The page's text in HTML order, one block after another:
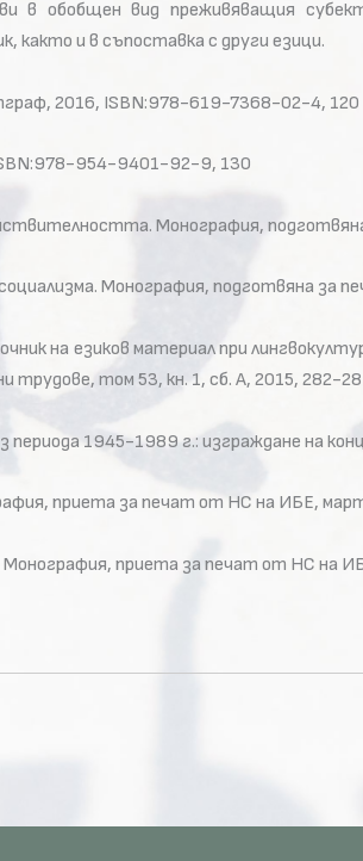
в обобщен вид преживяващия
както и в съпоставка с други езици.
2016, ISBN:978-619-7368-02-4, 120
954-9401-92-9, 130
Монография,
Монография, подготвяна за
на езиков материал при
трудове, том 53, кн. 1, сб. А, 2015,
периода 1945-1989 г.: изграждане на
приета за печат от НС на ИБЕ,
приета за печат от НС на